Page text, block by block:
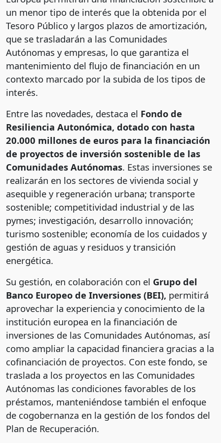
un menor tipo de interés que la obtenida por el
Tesoro Público y largos plazos de amortización,
que se trasladarán a las Comunidades
Autónomas y empresas, lo que garantiza el
mantenimiento del flujo de financiación en un
contexto marcado por la subida de los tipos de
interés.
Entre las novedades, destaca el Fondo de
Resiliencia Autonómica, dotado con hasta
20.000 millones de euros para la financiación
de proyectos de inversión sostenible de las
Comunidades Autónomas. Estas inversiones se
realizarán en los sectores de vivienda social y
asequible y regeneración urbana; transporte
sostenible; competitividad industrial y de las
pymes; investigación, desarrollo innovación;
turismo sostenible; economía de los cuidados y
gestión de aguas y residuos y transición
energética.
Su gestión, en colaboración con el Grupo del
Banco Europeo de Inversiones (BEI), permitirá
aprovechar la experiencia y conocimiento de la
institución europea en la financiación de
inversiones de las Comunidades Autónomas, así
como ampliar la capacidad financiera gracias a la
cofinanciación de proyectos. Con este fondo, se
traslada a los proyectos en las Comunidades
Autónomas las condiciones favorables de los
préstamos, manteniéndose también el enfoque
de cogobernanza en la gestión de los fondos del
Plan de Recuperación.